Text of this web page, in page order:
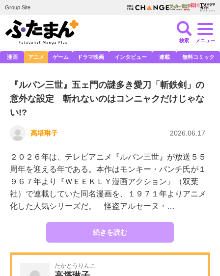
Group Site
検索 メニュー
漫画 アニメ ゲーム ドラマ映画 インタビュー 連載 無料コミック
『ルパン三世』五ェ門の謎多き愛刀「斬鉄剣」の
意外な設定 斬れないのはコンニャクだけじゃな
い!?
高塔琳子 2026.06.17
２０２６年は、テレビアニメ『ルパン三世』が放送５５
周年を迎える年である。本作はモンキー・パンチ氏が１
９６７年より『ＷＥＥＫＬＹ漫画アクション』（双葉
社）で連載していた同名漫画を、１９７１年よりアニメ
化した人気シリーズだ。 怪盗アルセーヌ・…
続きを読む
たかとうりんこ